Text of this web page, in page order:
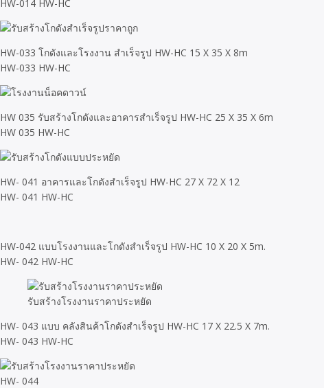
HW-014 HW-HC
HW-033 โกดังและโรงงาน สำเร็จรูป HW-HC 15 X 35 X 8m
HW-033 HW-HC
HW 035 รับสร้างโกดังและอาคารสำเร็จรูป HW-HC 25 X 35 X 6m
HW 035 HW-HC
HW- 041 อาคารและโกดังสำเร็จรูป HW-HC 27 X 72 X 12
HW- 041 HW-HC
HW-042 แบบโรงงานและโกดังสำเร็จรูป HW-HC 10 X 20 X 5m.
HW- 042 HW-HC
รับสร้างโรงงานราคาประหยัด
HW- 043 แบบ คลังสินค้าโกดังสำเร็จรูป HW-HC 17 X 22.5 X 7m.
HW- 043 HW-HC
HW- 044